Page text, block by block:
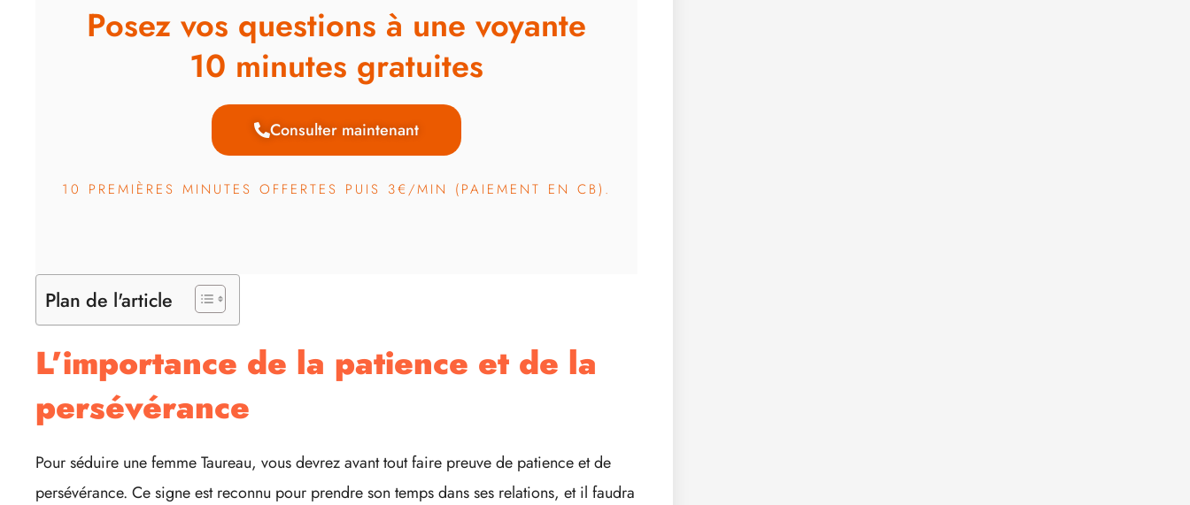
Posez vos questions à une voyante
10 minutes gratuites
Consulter maintenant
10 PREMIÈRES MINUTES OFFERTES PUIS 3€/MIN (PAIEMENT EN CB).
Plan de l'article
L’importance de la patience et de la
persévérance
Pour séduire une femme Taureau, vous devrez avant tout faire preuve de patience et de
persévérance. Ce signe est reconnu pour prendre son temps dans ses relations, et il faudra